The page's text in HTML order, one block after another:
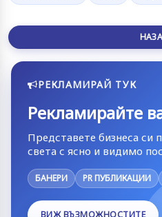
РЕКЛАМИРАЙ ТУК
Рекламирайте
Представете бизнеса си
света с ясно и видимо
БАНЕРИ PR ПУБЛИКАЦИИ
ВИЖ ВЪЗМОЖНОСТИТЕ